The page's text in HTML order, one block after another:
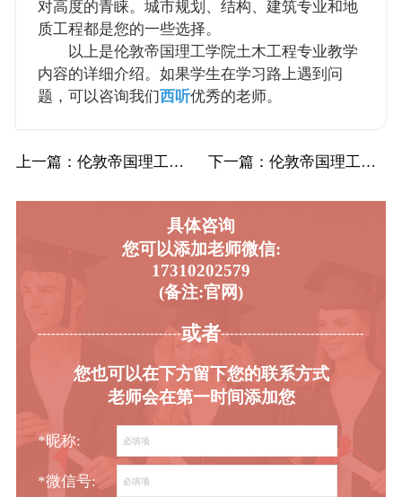
对高度的青睐。城市规划、结构、建筑专业和地
质工程都是您的一些选择。
以上是伦敦帝国理工学院土木工程专业教学
内容的详细介绍。如果学生在学习路上遇到问
题，可以咨询我们 西听优秀的老师。
上一篇 ：伦敦帝国理工学院IC帝国理工土木工程辅导… 下一篇 ：伦敦帝国理工学院IC帝国理工机械工程辅导…
具体咨询
您可以添加老师微信:
17310202579
(备注:官网)
或者
您也可以在下方留下您的联系方式
老师会在第一时间添加您
*昵称:
*微信号: